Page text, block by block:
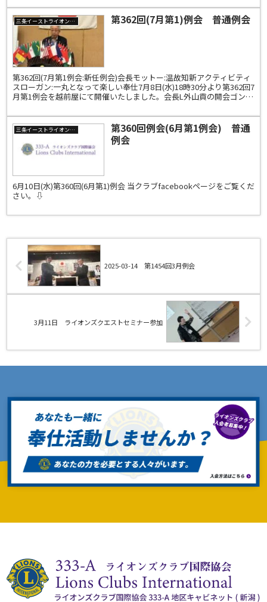
三条イーストライオンズクラブ 第362回(7月第1)例会 普通例会
第362回(7月第1例会:新任例会)会長モットー:温故知新アクティビティ
スローガン:一丸となって楽しい奉仕7月8日(水)18時30分より第362回7
月第1例会を越前屋にて開催いたしました。会長L外山貢の開会ゴング
三条イーストライオンズクラブ
第360回例会(6月第1例会) 普通
例会
6月10日(水)第360回(6月第1)例会 当クラブfacebookページをご覧くだ
さい。⇩
2025-03-14 第1454回3月例会
3月11日 ライオンズクエストセミナー参加